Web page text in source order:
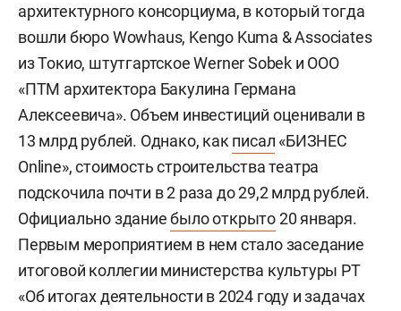
архитектурного консорциума, в который тогда
вошли бюро Wowhaus, Kengo Kuma & Associates
из Токио, штутгартское Werner Sobek и ООО
«ПТМ архитектора Бакулина Германа
Алексеевича». Объем инвестиций оценивали в
13 млрд рублей. Однако, как писал «БИЗНЕС
Online», стоимость строительства театра
подскочила почти в 2 раза до 29,2 млрд рублей.
Официально зданиебыло открыто20 января.
Первым мероприятием в нем стало заседание
итоговой коллегии министерства культуры РТ
«Об итогах деятельности в 2024 году и задачах